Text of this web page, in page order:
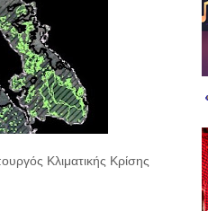
Κλιματικής Κρίσης